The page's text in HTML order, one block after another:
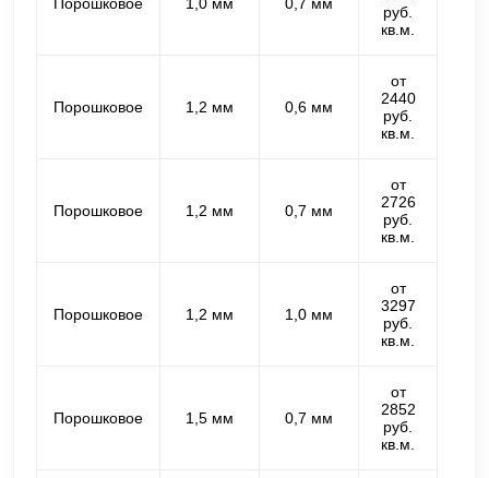
Порошковое 1,0 мм 0,7 мм
руб.
кв.м.
Порошковое 1,2 мм 0,6 мм
от
2440
руб.
кв.м.
Порошковое 1,2 мм 0,7 мм
от
2726
руб.
кв.м.
Порошковое 1,2 мм 1,0 мм
от
3297
руб.
кв.м.
Порошковое 1,5 мм 0,7 мм
от
2852
руб.
кв.м.